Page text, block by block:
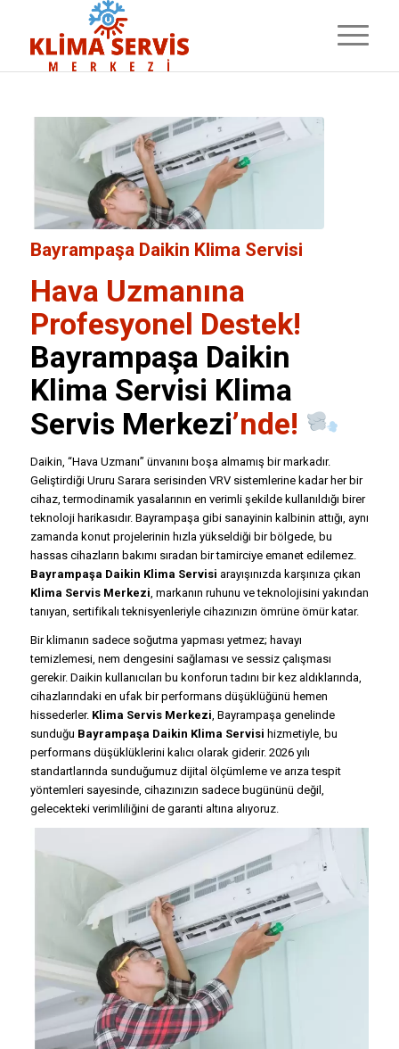
Bayrampaşa Daikin Klima Servisi
Hava Uzmanına
Profesyonel Destek!
Bayrampaşa Daikin
Klima Servisi Klima
Servis Merkezi’nde!
Daikin, “Hava Uzmanı” ünvanını boşa almamış bir markadır.
Geliştirdiği Ururu Sarara serisinden VRV sistemlerine kadar her bir
cihaz, termodinamik yasalarının en verimli şekilde kullanıldığı birer
teknoloji harikasıdır. Bayrampaşa gibi sanayinin kalbinin attığı, aynı
zamanda konut projelerinin hızla yükseldiği bir bölgede, bu
hassas cihazların bakımı sıradan bir tamirciye emanet edilemez.
Bayrampaşa Daikin Klima Servisi arayışınızda karşınıza çıkan
Klima Servis Merkezi, markanın ruhunu ve teknolojisini yakından
tanıyan, sertifikalı teknisyenleriyle cihazınızın ömrüne ömür katar.
Bir klimanın sadece soğutma yapması yetmez; havayı
temizlemesi, nem dengesini sağlaması ve sessiz çalışması
gerekir. Daikin kullanıcıları bu konforun tadını bir kez aldıklarında,
cihazlarındaki en ufak bir performans düşüklüğünü hemen
hissederler. Klima Servis Merkezi, Bayrampaşa genelinde
sunduğu Bayrampaşa Daikin Klima Servisi hizmetiyle, bu
performans düşüklüklerini kalıcı olarak giderir. 2026 yılı
standartlarında sunduğumuz dijital ölçümleme ve arıza tespit
yöntemleri sayesinde, cihazınızın sadece bugününü değil,
gelecekteki verimliliğini de garanti altına alıyoruz.